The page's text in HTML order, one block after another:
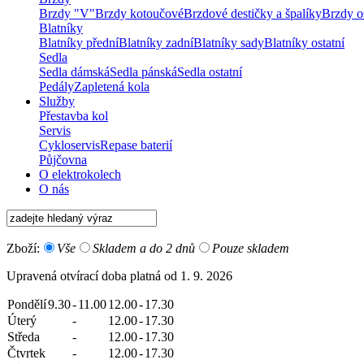
Brzdy "V"Brzdy kotoučovéBrzdové destičky a špalíkyBrzdy
Blatníky
Blatníky předníBlatníky zadníBlatníky sadyBlatníky ostatní
Sedla
Sedla dámskáSedla pánskáSedla ostatní
PedályZapletená kola
Služby
Přestavba kol
Servis
CykloservisRepase baterií
Půjčovna
O elektrokolech
O nás
Zboží: Vše Skladem a do 2 dnů
Pouze skladem
Upravená otvírací doba platná od 1. 9. 2026
Pondělí9.30-11.0012.00-17.30
Úterý
- 12.00-17.30
Středa
- 12.00-17.30
Čtvrtek
- 12.00-17.30